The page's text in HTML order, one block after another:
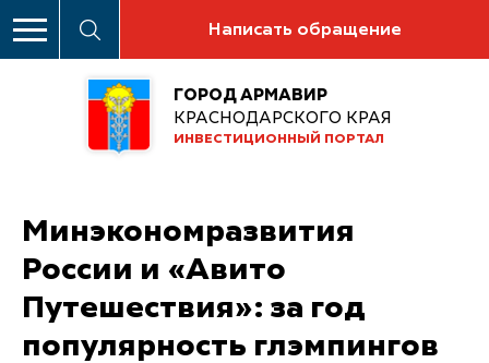
Написать обращение
ГОРОД АРМАВИР
КРАСНОДАРСКОГО КРАЯ
ИНВЕСТИЦИОННЫЙ ПОРТАЛ
Минэкономразвития
России и «Авито
Путешествия»: за год
популярность глэмпингов